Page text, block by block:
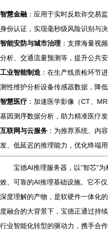
智慧金融 ：应用于实时反欺诈交易
身份认证，实现毫秒级风险识别与
智能安防与城市治理 ：支撑海量视
分析、交通流量预测等，提升公共
工业智能制造 ：在生产线质检环节
测性维护分析设备传感器数据，降
智慧医疗 ：加速医学影像（CT、
基因测序数据分析，助力精准医疗发
互联网与云服务 ：为推荐系统、内
发、低延迟的推理能力，优化终端用
宝德AI推理服务器，以“智芯”
效、可靠的AI推理基础设施。它不
深度理解的产物，是软硬件一体化
度融合的大背景下，宝德正通过持
行业智能化转型的驱动力，携手合